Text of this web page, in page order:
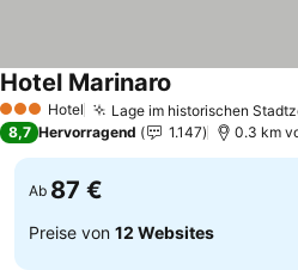
3 SterneHotel Lage im historischen
Hotel Marinaro
8,7 Hervorragend 1.147 0.3 km
Ab 87 €
Preise von 12 Websites